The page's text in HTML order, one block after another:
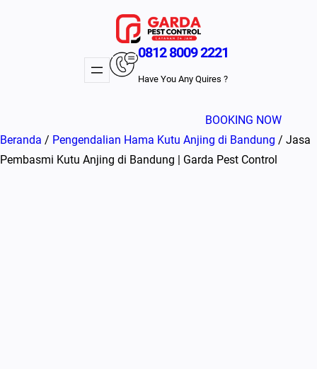
0812 8009 2221
Have You Any Quires ?
BOOKING NOW
Beranda / Pengendalian Hama Kutu Anjing di Bandung / Jasa
Pembasmi Kutu Anjing di Bandung | Garda Pest Control